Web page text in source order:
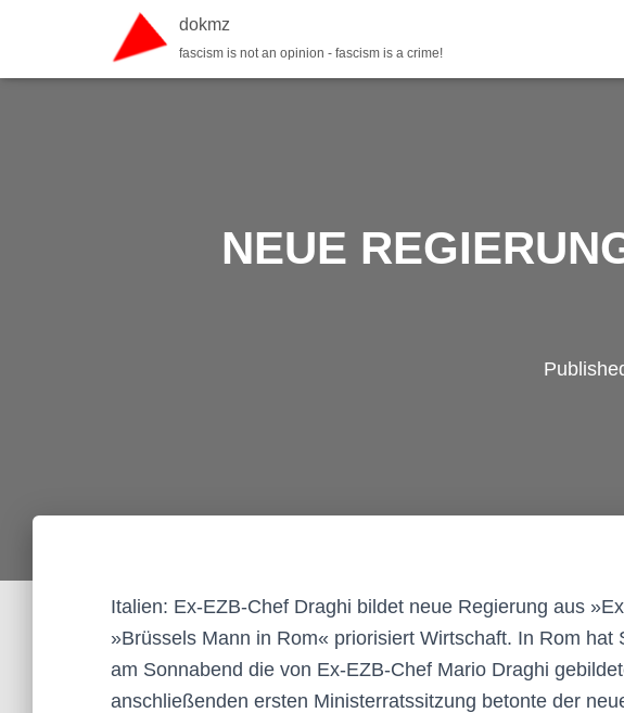
dokmz
fascism is not an opinion - fascism is a crime!
NEUE
Italien: Ex-EZB-Chef Draghi bildet neue Regierung aus
»Brüssels Mann in Rom« priorisiert Wirtschaft. In Rom
am Sonnabend die von Ex-EZB-Chef Mario Draghi
anschließenden ersten Ministerratssitzung betonte der